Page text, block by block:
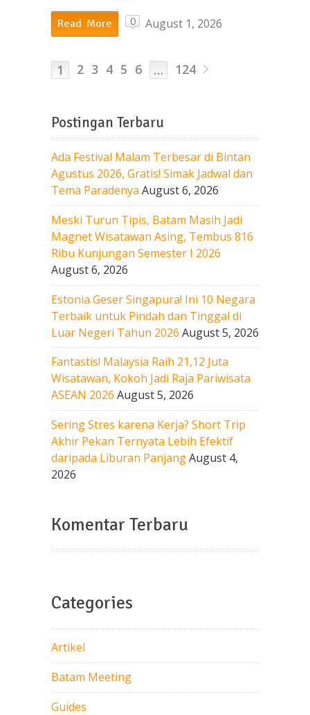
Read More 0 August 1, 2026
1 2 3 4 5 6 … 124
Postingan Terbaru
Ada Festival Malam Terbesar di Bintan
Agustus 2026, Gratis! Simak Jadwal dan
Tema Paradenya August 6, 2026
Meski Turun Tipis, Batam Masih Jadi
Magnet Wisatawan Asing, Tembus 816
Ribu Kunjungan Semester I 2026
August 6, 2026
Estonia Geser Singapura! Ini 10 Negara
Terbaik untuk Pindah dan Tinggal di
Luar Negeri Tahun 2026 August 5, 2026
Fantastis! Malaysia Raih 21,12 Juta
Wisatawan, Kokoh Jadi Raja Pariwisata
ASEAN 2026 August 5, 2026
Sering Stres karena Kerja? Short Trip
Akhir Pekan Ternyata Lebih Efektif
daripada Liburan PanjangAugust 4,
2026
Komentar Terbaru
Categories
Artikel
Batam Meeting
Guides